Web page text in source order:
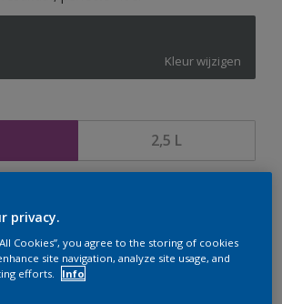
Kleur wijzigen
2,5 L
privacy.
Cookies”, you agree to the storing of cookies
site navigation, analyze site usage, and
efforts.
Info